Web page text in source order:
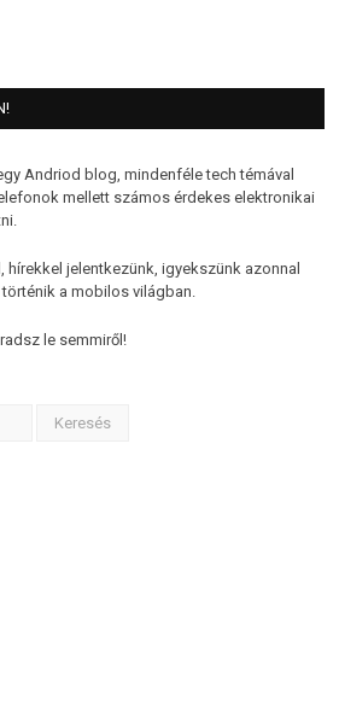
Andriod blog, mindenféle tech témával
mellett számos érdekes elektronikai
jelentkezünk, igyekszünk azonnal
a mobilos világban.
le semmiről!